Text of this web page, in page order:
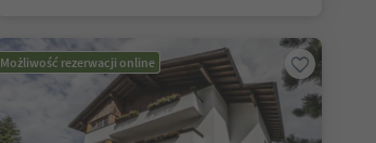
Możliwość rezerwacji online